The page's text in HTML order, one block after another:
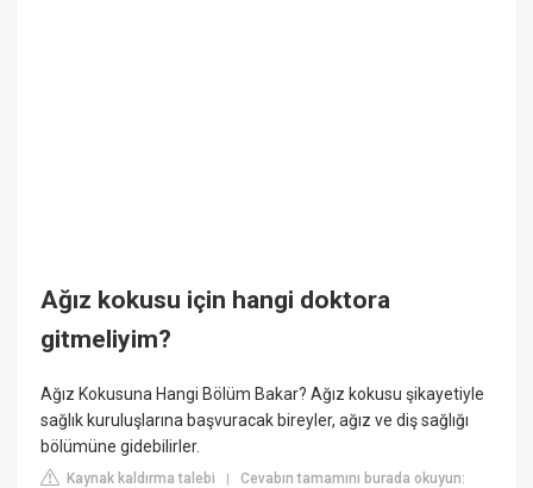
Ağız kokusu için hangi doktora
gitmeliyim?
Ağız Kokusuna Hangi Bölüm Bakar? Ağız kokusu şikayetiyle
sağlık kuruluşlarına başvuracak bireyler, ağız ve diş sağlığı
bölümüne gidebilirler.
Kaynak kaldırma talebi |Cevabın tamamını burada okuyun: